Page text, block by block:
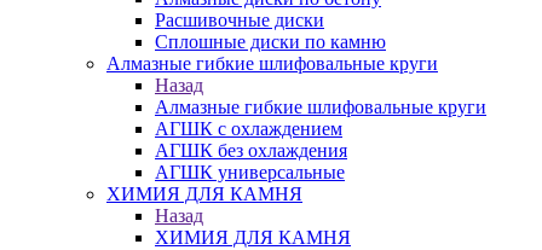
Расшивочные диски
Сплошные диски по камню
Алмазные гибкие шлифовальные круги
Назад
Алмазные гибкие шлифовальные круги
АГШК с охлаждением
АГШК без охлаждения
АГШК универсальные
ХИМИЯ ДЛЯ КАМНЯ
Назад
ХИМИЯ ДЛЯ КАМНЯ